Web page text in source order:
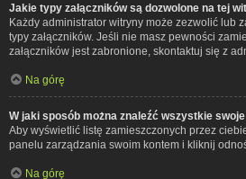
Jakie typy załączników są dozwolone na tej
Każdy administrator witryny może zezwolić lub
typy załączników. Jeśli nie masz pewności
załączników jest zabronione, skontaktuj się z
Na górę
W jaki sposób można znaleźć wszystkie swoje
Aby wyświetlić listę zamieszczonych przez
panelu zarządzania swoim kontem i kliknij
Na górę